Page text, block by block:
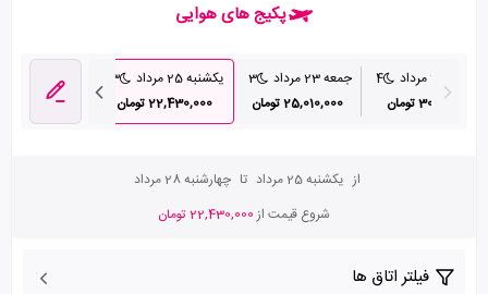
پکیج های هوایی
4
30,000,000 تومان
جمعه 23 مرداد
3
25,010,000 تومان
یکشنبه 25 مرداد
3
22,430,000 تومان
دوشنبه 26 مرداد
26,270,000 تومان
از یکشنبه 25 مرداد تا چهارشنبه 28 مرداد
شروع قیمت از22,430,000 تومان
فیلتر اتاق ها